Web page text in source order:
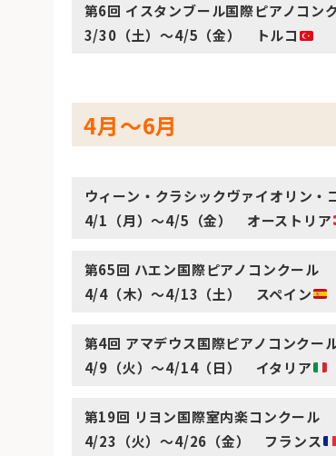
第6回 イスタンブール国際ピアノコン
3/30（土）～4/5（金） トルコ
4月〜6月
ウィーン・クラシックヴァイオリン・
4/1（月）〜4/5（金） オーストリア
第65回 ハエン国際ピアノコンクール
4/4（木）～4/13（土） スペイン
第4回 アマデウス国際ピアノコンクー
4/9（火）～4/14（日） イタリア
第19回 リヨン国際室内楽コンクール
4/23（火）～4/26（金） フランス